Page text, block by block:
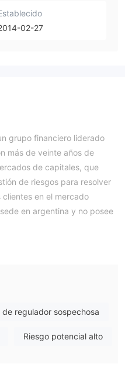
02-27
grupo financiero liderado
más de veinte años de
de capitales, que
de riesgos para resolver
en el mercado
en argentina y no posee
de regulador sospechosa
Riesgo potencial alto